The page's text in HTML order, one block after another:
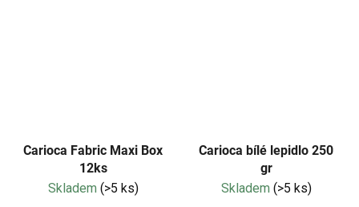
Carioca Fabric Maxi Box
12ks
Skladem (>5 ks)
Carioca bílé lepidlo 250
gr
Skladem (>5 ks)